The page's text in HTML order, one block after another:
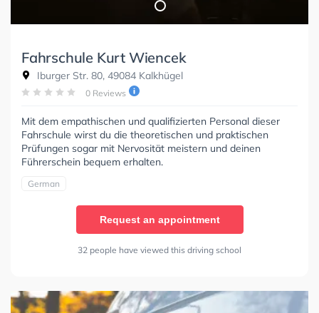
Fahrschule Kurt Wiencek
Iburger Str. 80, 49084 Kalkhügel
0 Reviews
Mit dem empathischen und qualifizierten Personal dieser
Fahrschule wirst du die theoretischen und praktischen
Prüfungen sogar mit Nervosität meistern und deinen
Führerschein bequem erhalten.
German
Request an appointment
32 people have viewed this driving school